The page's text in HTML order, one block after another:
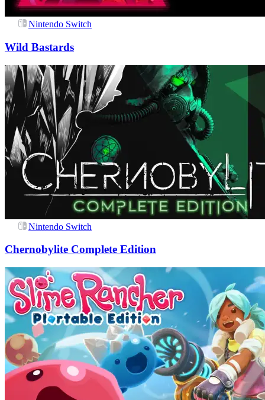
Nintendo Switch
Wild Bastards
Nintendo Switch
Chernobylite Complete Edition